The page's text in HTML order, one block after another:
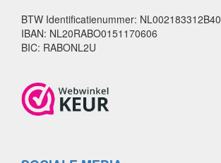
BTW Identificatienummer: NL002183312B40
IBAN: NL20RABO0151170606
BIC: RABONL2U